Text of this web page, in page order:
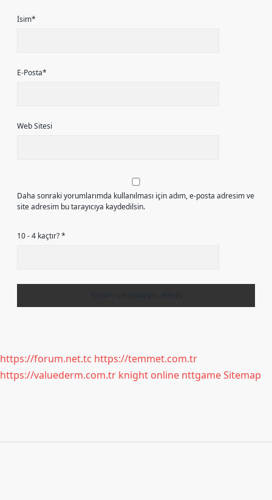
İsim*
E-Posta*
Web Sitesi
Daha sonraki yorumlarımda kullanılması için adım, e-posta adresim ve
site adresim bu tarayıcıya kaydedilsin.
10 - 4 kaçtır?*
https://forum.net.tc https://temmet.com.tr
https://valuederm.com.tr knight online nttgameSitemap